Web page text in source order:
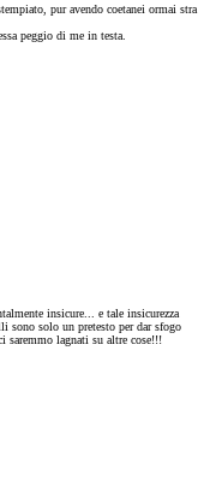
pur avendo coetanei ormai stra
peggio di me in testa.
insicure... e tale insicurezza
sono solo un pretesto per dar sfogo
saremmo lagnati su altre cose!!!